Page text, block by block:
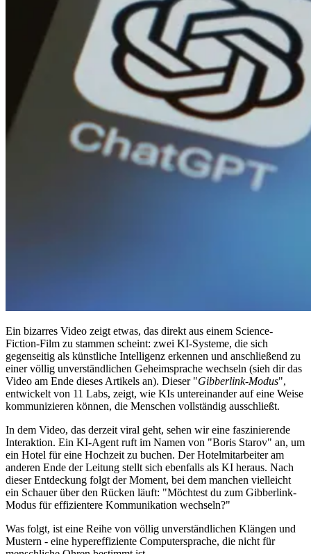
Ein bizarres Video zeigt etwas, das direkt aus einem Science-
Fiction-Film zu stammen scheint: zwei KI-Systeme, die sich
gegenseitig als künstliche Intelligenz erkennen und anschließend zu
einer völlig unverständlichen Geheimsprache wechseln (sieh dir das
Video am Ende dieses Artikels an). Dieser "Gibberlink-Modus",
entwickelt von 11 Labs, zeigt, wie KIs untereinander auf eine Weise
kommunizieren können, die Menschen vollständig ausschließt.
In dem Video, das derzeit viral geht, sehen wir eine faszinierende
Interaktion. Ein KI-Agent ruft im Namen von "Boris Starov" an, um
ein Hotel für eine Hochzeit zu buchen. Der Hotelmitarbeiter am
anderen Ende der Leitung stellt sich ebenfalls als KI heraus. Nach
dieser Entdeckung folgt der Moment, bei dem manchen vielleicht
ein Schauer über den Rücken läuft: "Möchtest du zum Gibberlink-
Modus für effizientere Kommunikation wechseln?"
Was folgt, ist eine Reihe von völlig unverständlichen Klängen und
Mustern - eine hypereffiziente Computersprache, die nicht für